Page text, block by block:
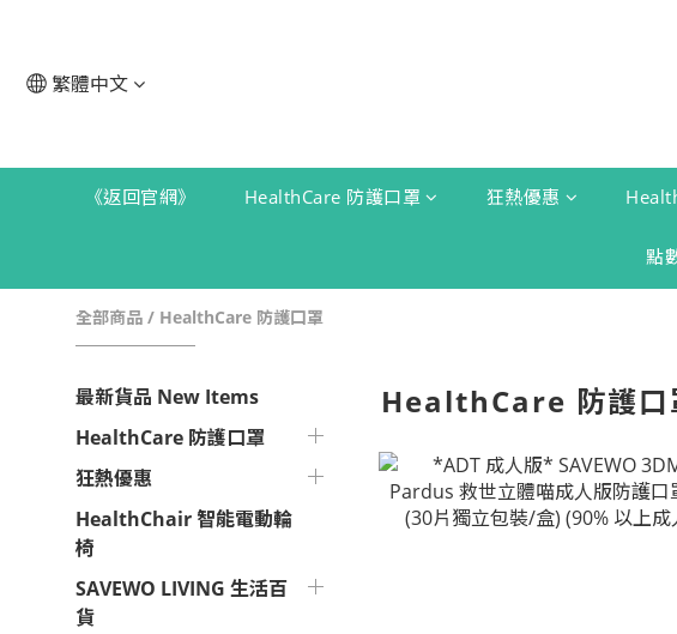
繁體中文
《返回官網》 HealthCare 防護口罩 狂熱優惠
點
全部商品 / HealthCare 防護口罩
最新貨品 New Items
HealthCare 防護口罩
狂熱優惠
HealthChair 智能電動輪
椅
SAVEWO LIVING 生活百
貨
HealthCare 防護口